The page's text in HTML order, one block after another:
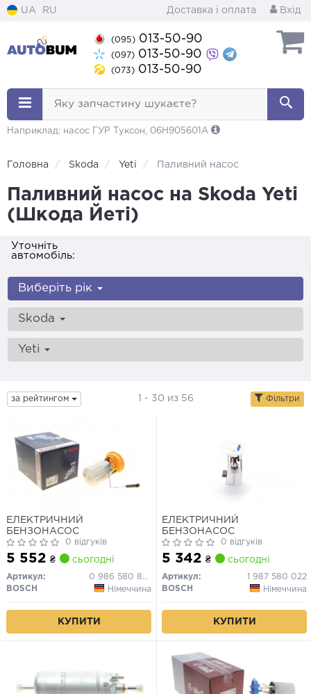
UA RU Доставка і оплата Вхід
(095) 013-50-90
(097) 013-50-90
(073) 013-50-90
Яку запчастину шукаєте?
Наприклад: насос ГУР Туксон, 06H905601A
Головна Skoda Yeti Паливний насос
Паливний насос на Skoda Yeti
(Шкода Йеті)
Уточніть
автомобіль:
Виберіть рік
Skoda
Yeti
за рейтингом 1 - 30 из 56 Фільтри
ЕЛЕКТРИЧНИЙ
БЕНЗОНАСОС
0 відгуків
5 552 ₴ сьогодні
Артикул:
0 986 580 826
BOSCH
Німеччина
КУПИТИ
ЕЛЕКТРИЧНИЙ
БЕНЗОНАСОС
0 відгуків
5 342 ₴ сьогодні
Артикул:
1 987 580 022
BOSCH
Німеччина
КУПИТИ